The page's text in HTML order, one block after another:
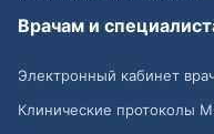
Врачам и
Электронный кабинет
Клинические протоколы